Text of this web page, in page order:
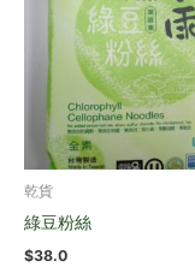
乾貨
綠豆粉絲
$38.0